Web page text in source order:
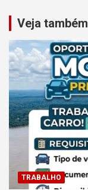
Veja também
TRABALHO